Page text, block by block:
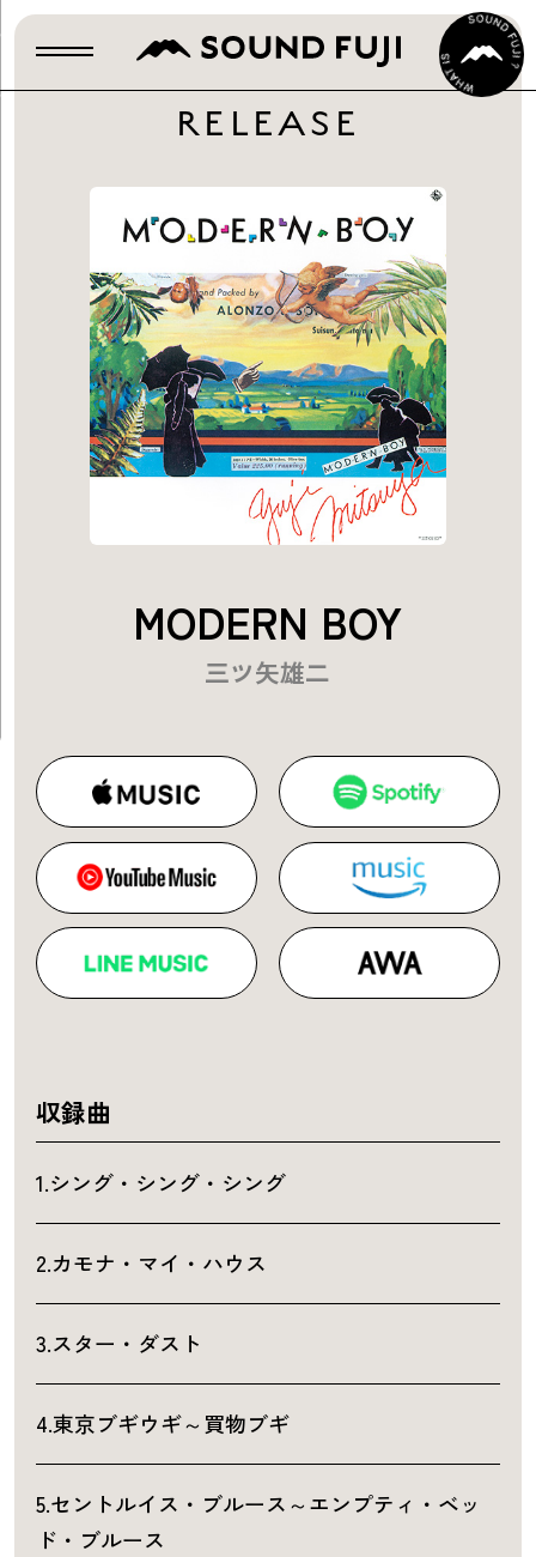
RELEASE
MODERN BOY
三ツ矢雄二
収録曲
1.シング・シング・シング
2.カモナ・マイ・ハウス
3.スター・ダスト
4.東京ブギウギ～買物ブギ
5.セントルイス・ブルース～エンプティ・ベッ
ド・ブルース